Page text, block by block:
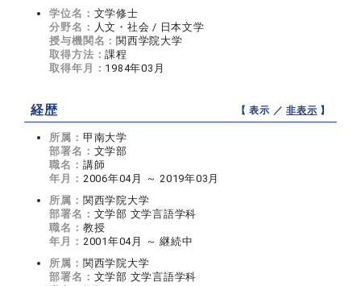
学位名： 文学修士
分野名： 人文・社会 / 日本文学
授与機関名： 関西学院大学
取得方法：課程
取得年月： 1984年03月
経歴 【 表示 ／非表示 】
所属： 甲南大学
部署名： 文学部
職名： 講師
年月： 2006年04月 ～ 2019年03月
所属： 関西学院大学
部署名： 文学部 文学言語学科
職名： 教授
年月： 2001年04月 ～ 継続中
所属： 関西学院大学
部署名： 文学部 文学言語学科